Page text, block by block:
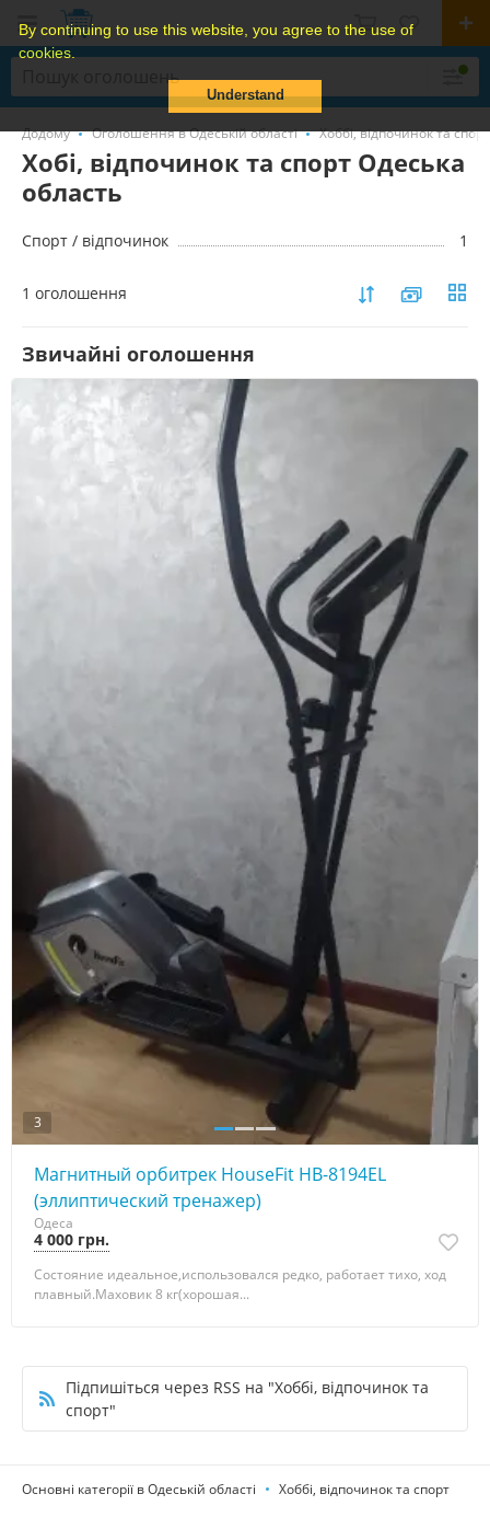
By continuing to use this website, you agree to the use of
cookies.
Understand
Додому Оголошення в Одеській області Хоббі, відпочинок та спорт
Хобі, відпочинок та спорт Одеська
область
Спорт / відпочинок 1
1 оголошення
Звичайні оголошення
3
Магнитный орбитрек HouseFit HB-8194EL
(эллиптический тренажер)
Одеса
4 000 грн.
Состояние идеальное,использовался редко, работает тихо, ход
плавный.Маховик 8 кг(хорошая...
Підпишіться через RSS на "Хоббі, відпочинок та
спорт"
Основні категорії в Одеській області Хоббі, відпочинок та спорт